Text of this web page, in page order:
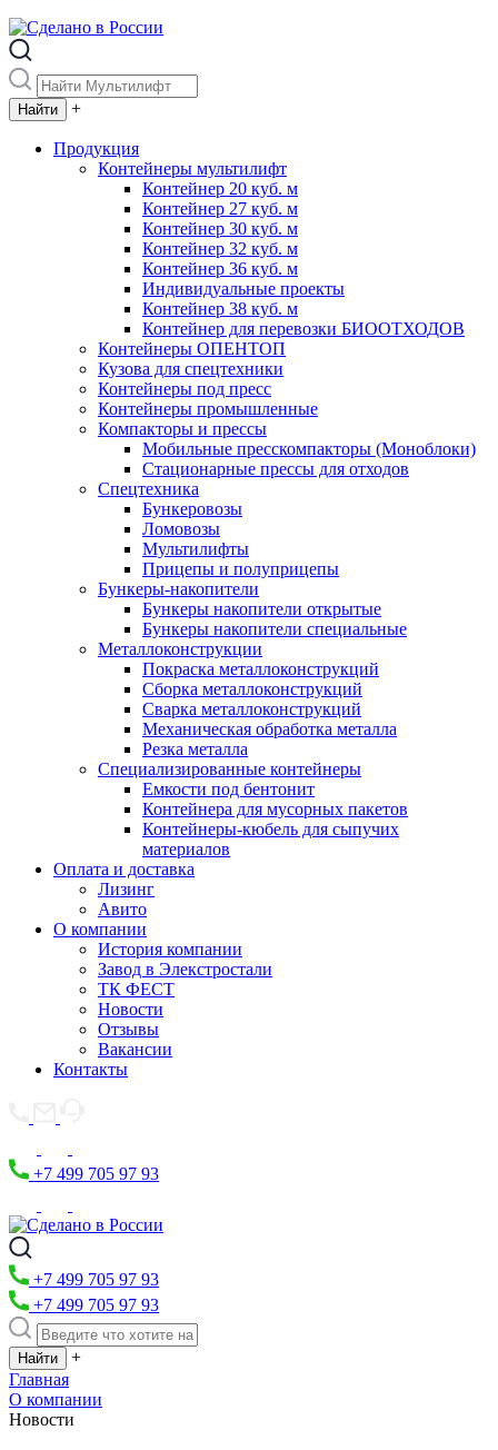
+
Продукция
Контейнеры мультилифт
Контейнер 20 куб. м
Контейнер 27 куб. м
Контейнер 30 куб. м
Контейнер 32 куб. м
Контейнер 36 куб. м
Индивидуальные проекты
Контейнер 38 куб. м
Контейнер для перевозки БИООТХОДОВ
Контейнеры ОПЕНТОП
Кузова для спецтехники
Контейнеры под пресс
Контейнеры промышленные
Компакторы и прессы
Мобильные пресскомпакторы (Моноблоки)
Стационарные прессы для отходов
Спецтехника
Бункеровозы
Ломовозы
Мультилифты
Прицепы и полуприцепы
Бункеры-накопители
Бункеры накопители открытые
Бункеры накопители специальные
Металлоконструкции
Покраска металлоконструкций
Сборка металлоконструкций
Сварка металлоконструкций
Механическая обработка металла
Резка металла
Специализированные контейнеры
Емкости под бентонит
Контейнера для мусорных пакетов
Контейнеры-кюбель для сыпучих
материалов
Оплата и доставка
Лизинг
Авито
О компании
История компании
Завод в Элекстростали
ТК ФЕСТ
Новости
Отзывы
Вакансии
Контакты
+7 499 705 97 93
+7 499 705 97 93
+7 499 705 97 93
+
Главная
О компании
Новости